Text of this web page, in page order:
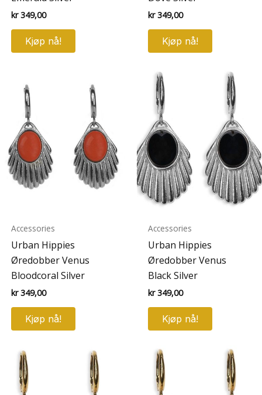
kr349,00
Kjøp nå!
kr349,00
Kjøp nå!
Accessories
Urban Hippies
Øredobber Venus
Bloodcoral Silver
kr349,00
Kjøp nå!
Accessories
Urban Hippies
Øredobber Venus
Black Silver
kr349,00
Kjøp nå!